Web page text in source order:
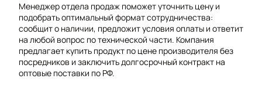
Менеджер отдела продаж поможет уточнить цену и
подобрать оптимальный формат сотрудничества:
сообщит о наличии, предложит условия оплаты и ответит
на любой вопрос по технической части. Компания
предлагает купить продукт по цене производителя без
посредников и заключить долгосрочный контракт на
оптовые поставки по РФ.